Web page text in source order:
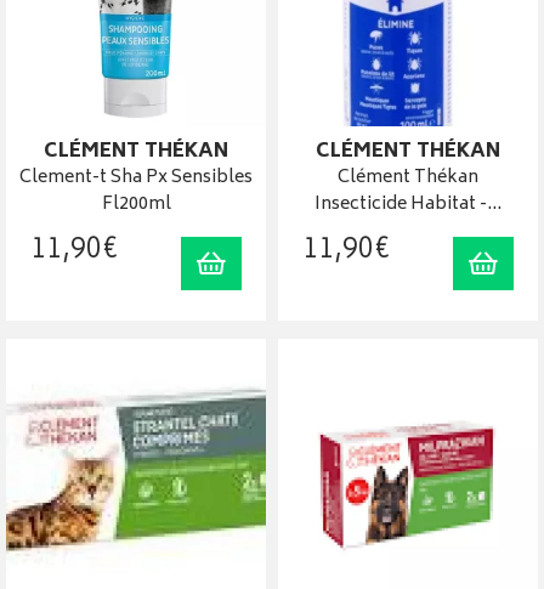
CLÉMENT THÉKAN
Clement-t Sha Px Sensibles
Fl200ml
11,90€ Ajouter au panier
CLÉMENT THÉKAN
Clément Thékan
Insecticide Habitat -…
11,90€